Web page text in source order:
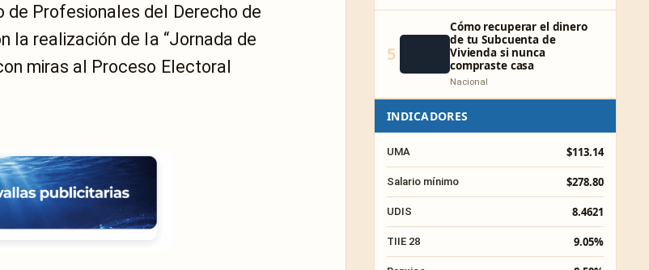
de Profesionales del Derecho de
la realización de la “Jornada de
miras al Proceso Electoral
5
Cómo recuperar el dinero
de tu Subcuenta de
Vivienda si nunca
compraste casa
Nacional
INDICADORES
UMA $113.14
Salario mínimo $278.80
UDIS 8.4621
TIIE 28 9.05%